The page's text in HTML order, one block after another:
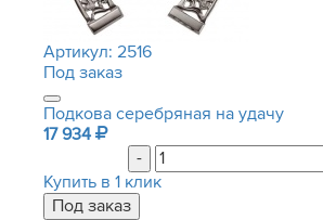
Артикул: 2516
Под заказ
Подкова серебряная на удачу
17 934
-
Купить в 1 клик